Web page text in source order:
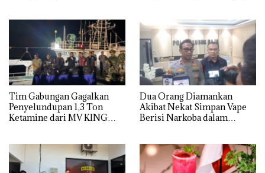
Tim Gabungan Gagalkan
Penyelundupan 1,3 Ton
Ketamine dari MV KING
Dua Orang Diamankan
Akibat Nekat Simpan Vape
Berisi Narkoba dalam